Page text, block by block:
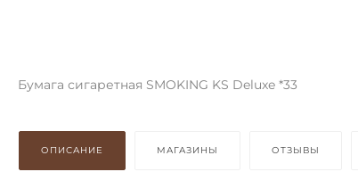
Бумага сигаретная SMOKING KS Deluxe *33
ОПИСАНИЕ МАГАЗИНЫ ОТЗЫВЫ